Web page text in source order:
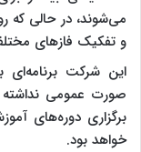
می‌شوند، در حالی
و تفکیک فازهای
این شرکت
صورت عمومی
برگزاری دوره‌های
خواهد بود.